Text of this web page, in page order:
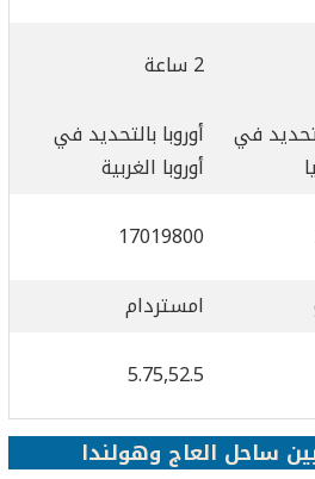
2 ساعة
في
أوروبا بالتحديد في
أوروبا الغربية
17019800
امستردام
5.75,52.5
ساحل العاج وهولندا